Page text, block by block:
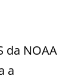
da NOAA
a